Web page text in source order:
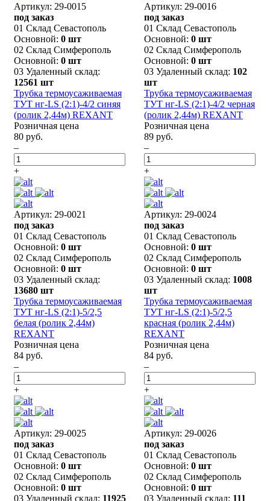
Артикул: 29-0015
под заказ
01 Склад Севастополь
Основной: 0 шт
02 Склад Симферополь
Основной: 0 шт
03 Удаленный склад:
12561 шт
Трубка термоусаживаемая
ТУТ нг-LS (2:1)-4/2 синяя
(ролик 2,44м) REXANT
Розничная цена
80 руб.
–
+
Артикул: 29-0016
под заказ
01 Склад Севастополь
Основной: 0 шт
02 Склад Симферополь
Основной: 0 шт
03 Удаленный склад: 102
шт
Трубка термоусаживаемая
ТУТ нг-LS (2:1)-4/2 черная
(ролик 2,44м) REXANT
Розничная цена
89 руб.
–
+
Артикул: 29-0021
под заказ
01 Склад Севастополь
Основной: 0 шт
02 Склад Симферополь
Основной: 0 шт
03 Удаленный склад:
13680 шт
Трубка термоусаживаемая
ТУТ нг-LS (2:1)-5/2,5
белая (ролик 2,44м)
REXANT
Розничная цена
84 руб.
–
+
Артикул: 29-0024
под заказ
01 Склад Севастополь
Основной: 0 шт
02 Склад Симферополь
Основной: 0 шт
03 Удаленный склад: 1008
шт
Трубка термоусаживаемая
ТУТ нг-LS (2:1)-5/2,5
красная (ролик 2,44м)
REXANT
Розничная цена
84 руб.
–
+
Артикул: 29-0025
под заказ
01 Склад Севастополь
Основной: 0 шт
02 Склад Симферополь
Основной: 0 шт
03 Удаленный склад: 11925
Артикул: 29-0026
под заказ
01 Склад Севастополь
Основной: 0 шт
02 Склад Симферополь
Основной: 0 шт
03 Удаленный склад: 111